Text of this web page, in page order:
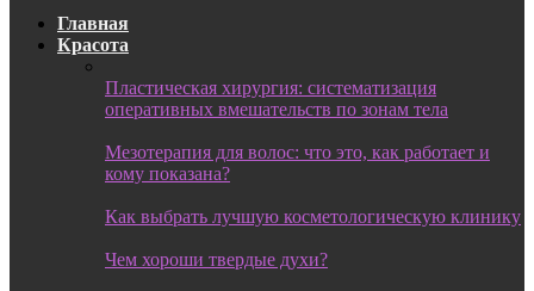
Главная
Красота
Пластическая хирургия: систематизация
оперативных вмешательств по зонам тела
Мезотерапия для волос: что это, как работает и
кому показана?
Как выбрать лучшую косметологическую клинику
Чем хороши твердые духи?